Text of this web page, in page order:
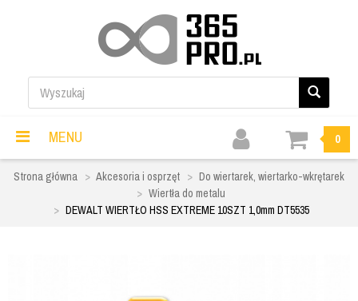
MENU 0
Strona główna Akcesoria i osprzęt
Do wiertarek, wiertarko-wkrętarek
Wiertła do metalu
DEWALT WIERTŁO HSS EXTREME 10SZT 1,0mm DT5535